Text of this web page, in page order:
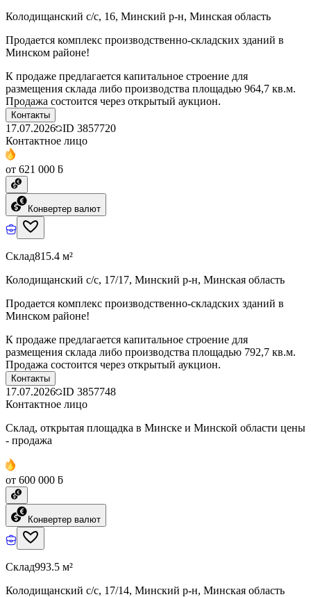
Колодищанский с/с, 16, Минский р-н, Минская область
Продается комплекс производственно-складских зданий в
Минском районе!
К продаже предлагается капитальное строение для
размещения склада либо производства площадью 964,7 кв.м.
Продажа состоится через открытый аукцион.
Контакты
17.07.2026 ID 3857720
Контактное лицо
от 621 000 ƃ
Конвертер валют
Склад815.4 м²
Колодищанский с/с, 17/17, Минский р-н, Минская область
Продается комплекс производственно-складских зданий в
Минском районе!
К продаже предлагается капитальное строение для
размещения склада либо производства площадью 792,7 кв.м.
Продажа состоится через открытый аукцион.
Контакты
17.07.2026 ID 3857748
Контактное лицо
Склад, открытая площадка в Минске и Минской области цены
- продажа
от 600 000 ƃ
Конвертер валют
Склад993.5 м²
Колодищанский с/с, 17/14, Минский р-н, Минская область